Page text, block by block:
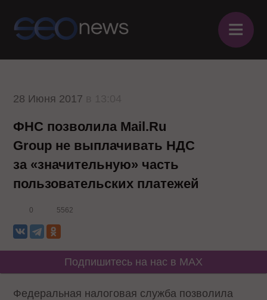
≡
28 Июня 2017
ФНС позволила Mail.Ru
Group не выплачивать НДС
за «значительную» часть
пользовательских платежей
0 5562
Подпишитесь на нас в MAX
Федеральная налоговая служба позволила